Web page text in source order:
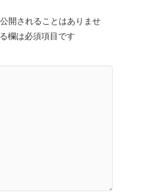
開されることはありませ
欄は必須項目です